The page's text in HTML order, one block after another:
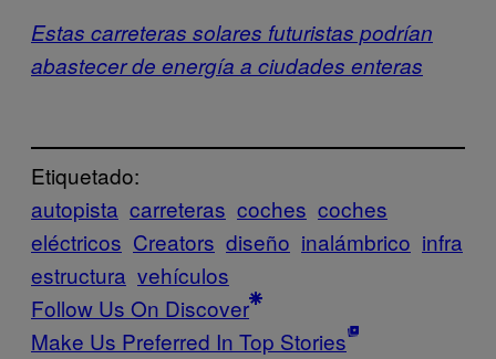
Estas carreteras solares futuristas podrían
abastecer de energía a ciudades enteras
Etiquetado:
autopista carreteras coches coches
eléctricos Creators diseño inalámbrico infra
estructura vehículos
Follow Us On Discover
Make Us Preferred In Top Stories